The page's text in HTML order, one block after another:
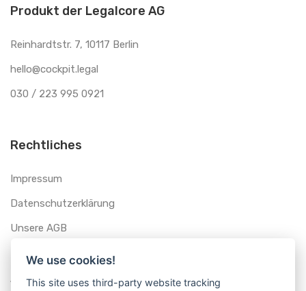
Produkt der Legalcore AG
Reinhardtstr. 7, 10117 Berlin
hello@cockpit.legal
030 / 223 995 0921
Rechtliches
Impressum
Datenschutzerklärung
Unsere AGB
Schnellstart
We use cookies!
This site uses third-party website tracking